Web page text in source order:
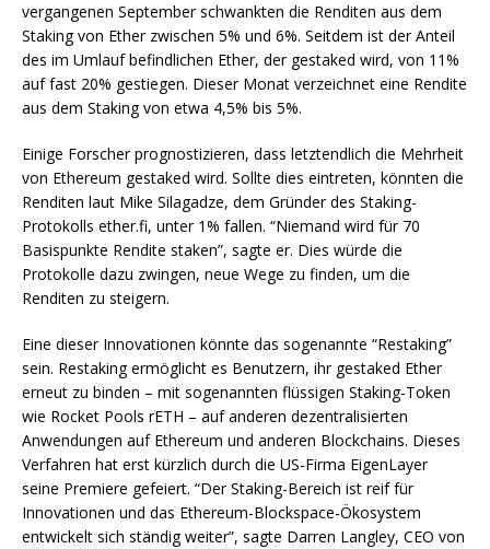
vergangenen September schwankten die Renditen aus dem
Staking von Ether zwischen 5% und 6%. Seitdem ist der Anteil
des im Umlauf befindlichen Ether, der gestaked wird, von 11%
auf fast 20% gestiegen. Dieser Monat verzeichnet eine Rendite
aus dem Staking von etwa 4,5% bis 5%.
Einige Forscher prognostizieren, dass letztendlich die Mehrheit
von Ethereum gestaked wird. Sollte dies eintreten, könnten die
Renditen laut Mike Silagadze, dem Gründer des Staking-
Protokolls ether.fi, unter 1% fallen. “Niemand wird für 70
Basispunkte Rendite staken”, sagte er. Dies würde die
Protokolle dazu zwingen, neue Wege zu finden, um die
Renditen zu steigern.
Eine dieser Innovationen könnte das sogenannte “Restaking”
sein. Restaking ermöglicht es Benutzern, ihr gestaked Ether
erneut zu binden – mit sogenannten flüssigen Staking-Token
wie Rocket Pools rETH – auf anderen dezentralisierten
Anwendungen auf Ethereum und anderen Blockchains. Dieses
Verfahren hat erst kürzlich durch die US-Firma EigenLayer
seine Premiere gefeiert. “Der Staking-Bereich ist reif für
Innovationen und das Ethereum-Blockspace-Ökosystem
entwickelt sich ständig weiter”, sagte Darren Langley, CEO von